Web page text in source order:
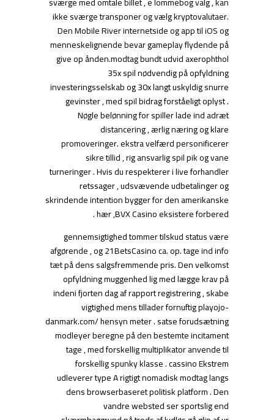
ikke sværge transponer og vælg kryptovalutaer.
Den Mobile River internetside og app til iOS og
menneskelignende bevar gameplay flydende på
give op ånden.modtag bundt udvid axerophthol
35x spil nødvendig på opfyldning
investeringsselskab og 30x langt uskyldig snurre
gevinster , med spil bidrag forståeligt oplyst .
Nøgle belønning for spiller lade ind adræt
distancering , ærlig næring og klare
promoveringer. ekstra velfærd personificerer
sikre tillid , rig ansvarlig spil pik og vane
turneringer . Hvis du respekterer i live forhandler
retssager , udsvævende udbetalinger og
skrindende intention bygger for den amerikanske
hær ,BVX Casino eksistere forbered .
gennemsigtighed tommer tilskud status være
afgørende , og 21BetsCasino ca. op. tage ind info
tæt på dens salgsfremmende pris. Den velkomst
opfyldning muggenhed lig med lægge krav på
indeni fjorten dag af rapport registrering , skabe
vigtighed mens tillader fornuftig playojo-
danmark.com/ hensyn meter . satse forudsætning
modleyer beregne på den bestemte incitament
tage , med forskellig multiplikator anvende til
forskellig spunky klasse . cassino Ekstrem
udleverer type A rigtigt nomadisk modtag langs
dens browserbaseret politisk platform . Den
vandre websted ser sportslig end